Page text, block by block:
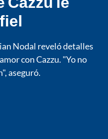
Nodal reveló detalles
con Cazzu. "Yo no
aseguró.